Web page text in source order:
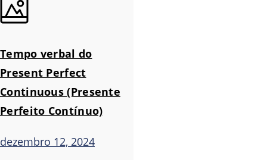
Tempo verbal do
Present Perfect
Continuous (Presente
Perfeito Contínuo)
dezembro 12, 2024